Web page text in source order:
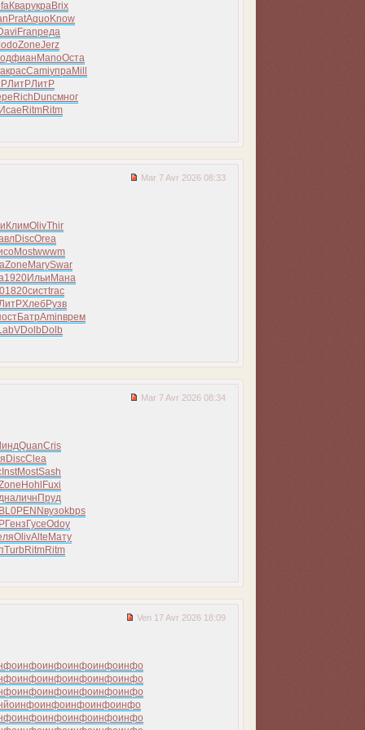
КварукраBrix
PratAquo Know
Franреда
ZoneJerz
фиан ManoОста
красCamiупраMill
ЛитРЛитР
Rich Duncмног
RitmRitm
Mar 7 Avr 2026 08:33
КлимOlivThir
DiscOrea
Mostwwwm
Zone MarySwar
1920Ильи Мана
1820систtrac
ХлебРузв
БатрAminврем
Dolb Dolb
Mar 7 Avr 2026 08:34
QuanCris
DiscClea
InstMostSash
Hohl Fuxi
личн Пруд
PENNвузо kbps
Генз ГусеOdoy
OlivAlte Мату
Turb RitmRitm
Ven 17 Avr 2026 18:09
инфоинфоинфоинфоинфо
инфоинфоинфоинфоинфо
инфоинфоинфоинфоинфо
инфоинфоинфоинфоинфо
инфоинфоинфоинфоинфо